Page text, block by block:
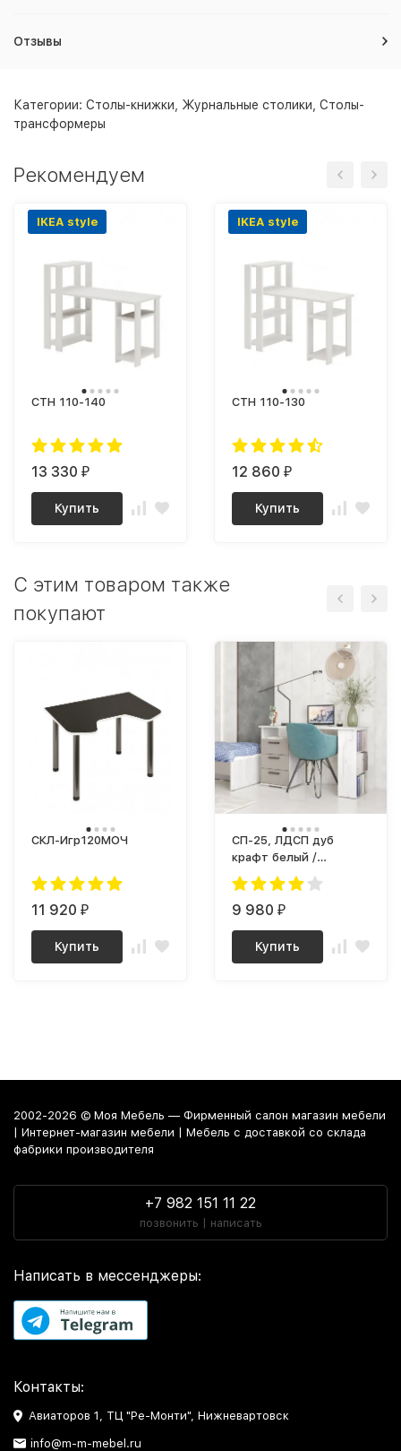
Отзывы
Категории: Столы-книжки Журнальные столики Столы-
трансформеры
Рекомендуем
IKEA style
СТН 110-140
13 330 ₽
Купить
IKEA style
СТН 110-130
12 860 ₽
Купить
C этим товаром также
покупают
СКЛ-Игр120МОЧ
11 920 ₽
Купить
СП-25, ЛДСП дуб
крафт белый /
глиняный серый
9 980 ₽
Купить
2002-2026 © Моя Мебель — Фирменный салон магазин мебели
| Интернет-магазин мебели | Мебель с доставкой со склада
фабрики производителя
+7 982 151 11 22
позвонить | написать
Написать в мессенджеры:
Контакты:
Авиаторов 1, ТЦ "Ре-Монти", Нижневартовск
info@m-m-mebel.ru